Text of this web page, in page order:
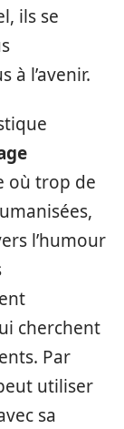
ils se
à l’avenir.
où trop de
l’humour
cherchent
Par
utiliser
sa